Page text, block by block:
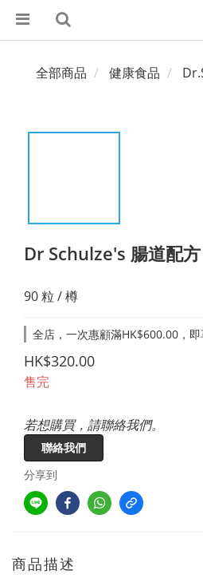
全部商品 健康食品
Dr Schulze's 腸道配方
90 粒 / 樽
全店，一次惠顧滿HK$600.00，即
HK$320.00
售完
若想購買，請聯絡我們。
聯絡我們
分享到
商品描述